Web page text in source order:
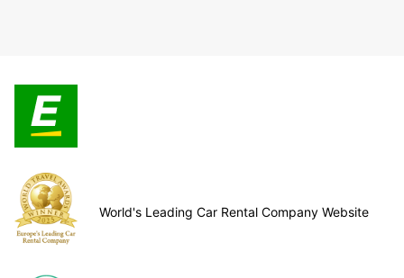
World's Leading Car Rental Company Website